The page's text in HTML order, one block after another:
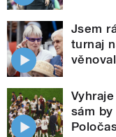
Jsem
turnaj
sám